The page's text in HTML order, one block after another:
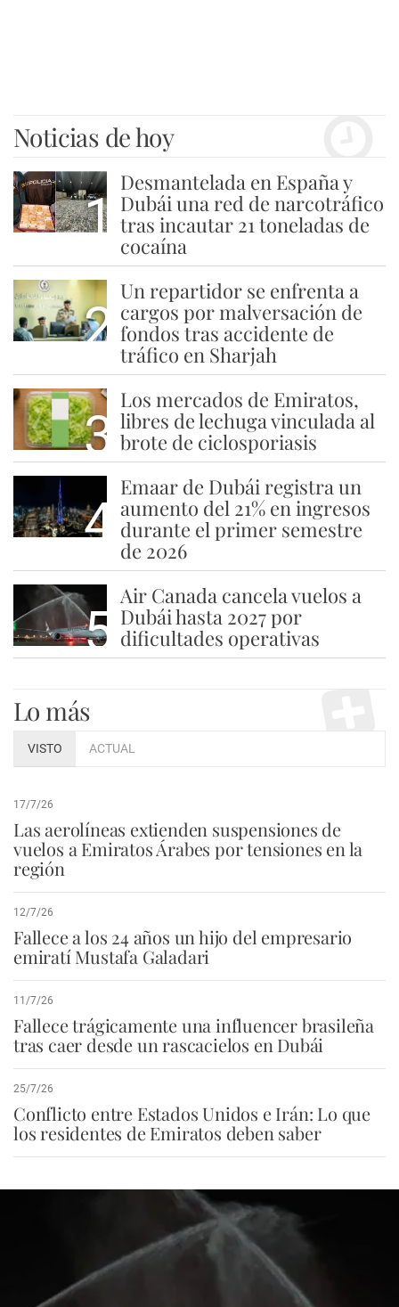
Noticias de hoy
1
Desmantelada en España y
Dubái una red de narcotráfico
tras incautar 21 toneladas de
cocaína
2
Un repartidor se enfrenta a
cargos por malversación de
fondos tras accidente de
tráfico en Sharjah
3
Los mercados de Emiratos,
libres de lechuga vinculada al
brote de ciclosporiasis
4
Emaar de Dubái registra un
aumento del 21% en ingresos
durante el primer semestre
de 2026
5
Air Canada cancela vuelos a
Dubái hasta 2027 por
dificultades operativas
Lo más
VISTO ACTUAL
17/7/26
Las aerolíneas extienden suspensiones de
vuelos a Emiratos Árabes por tensiones en la
región
12/7/26
Fallece a los 24 años un hijo del empresario
emiratí Mustafa Galadari
11/7/26
Fallece trágicamente una influencer brasileña
tras caer desde un rascacielos en Dubái
25/7/26
Conflicto entre Estados Unidos e Irán: Lo que
los residentes de Emiratos deben saber